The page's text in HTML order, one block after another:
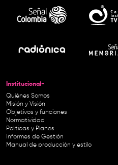
Institucional-
Quiénes Somos
Misión y Visión
Objetivos y funciones
Normatividad
Políticas y Planes
Informes de Gestión
Manual de producción y estilo